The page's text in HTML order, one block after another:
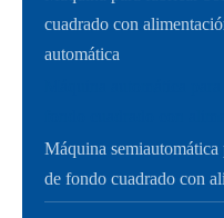
cuadrado con
automática
Máquina semiautomática
de fondo cuadrado con